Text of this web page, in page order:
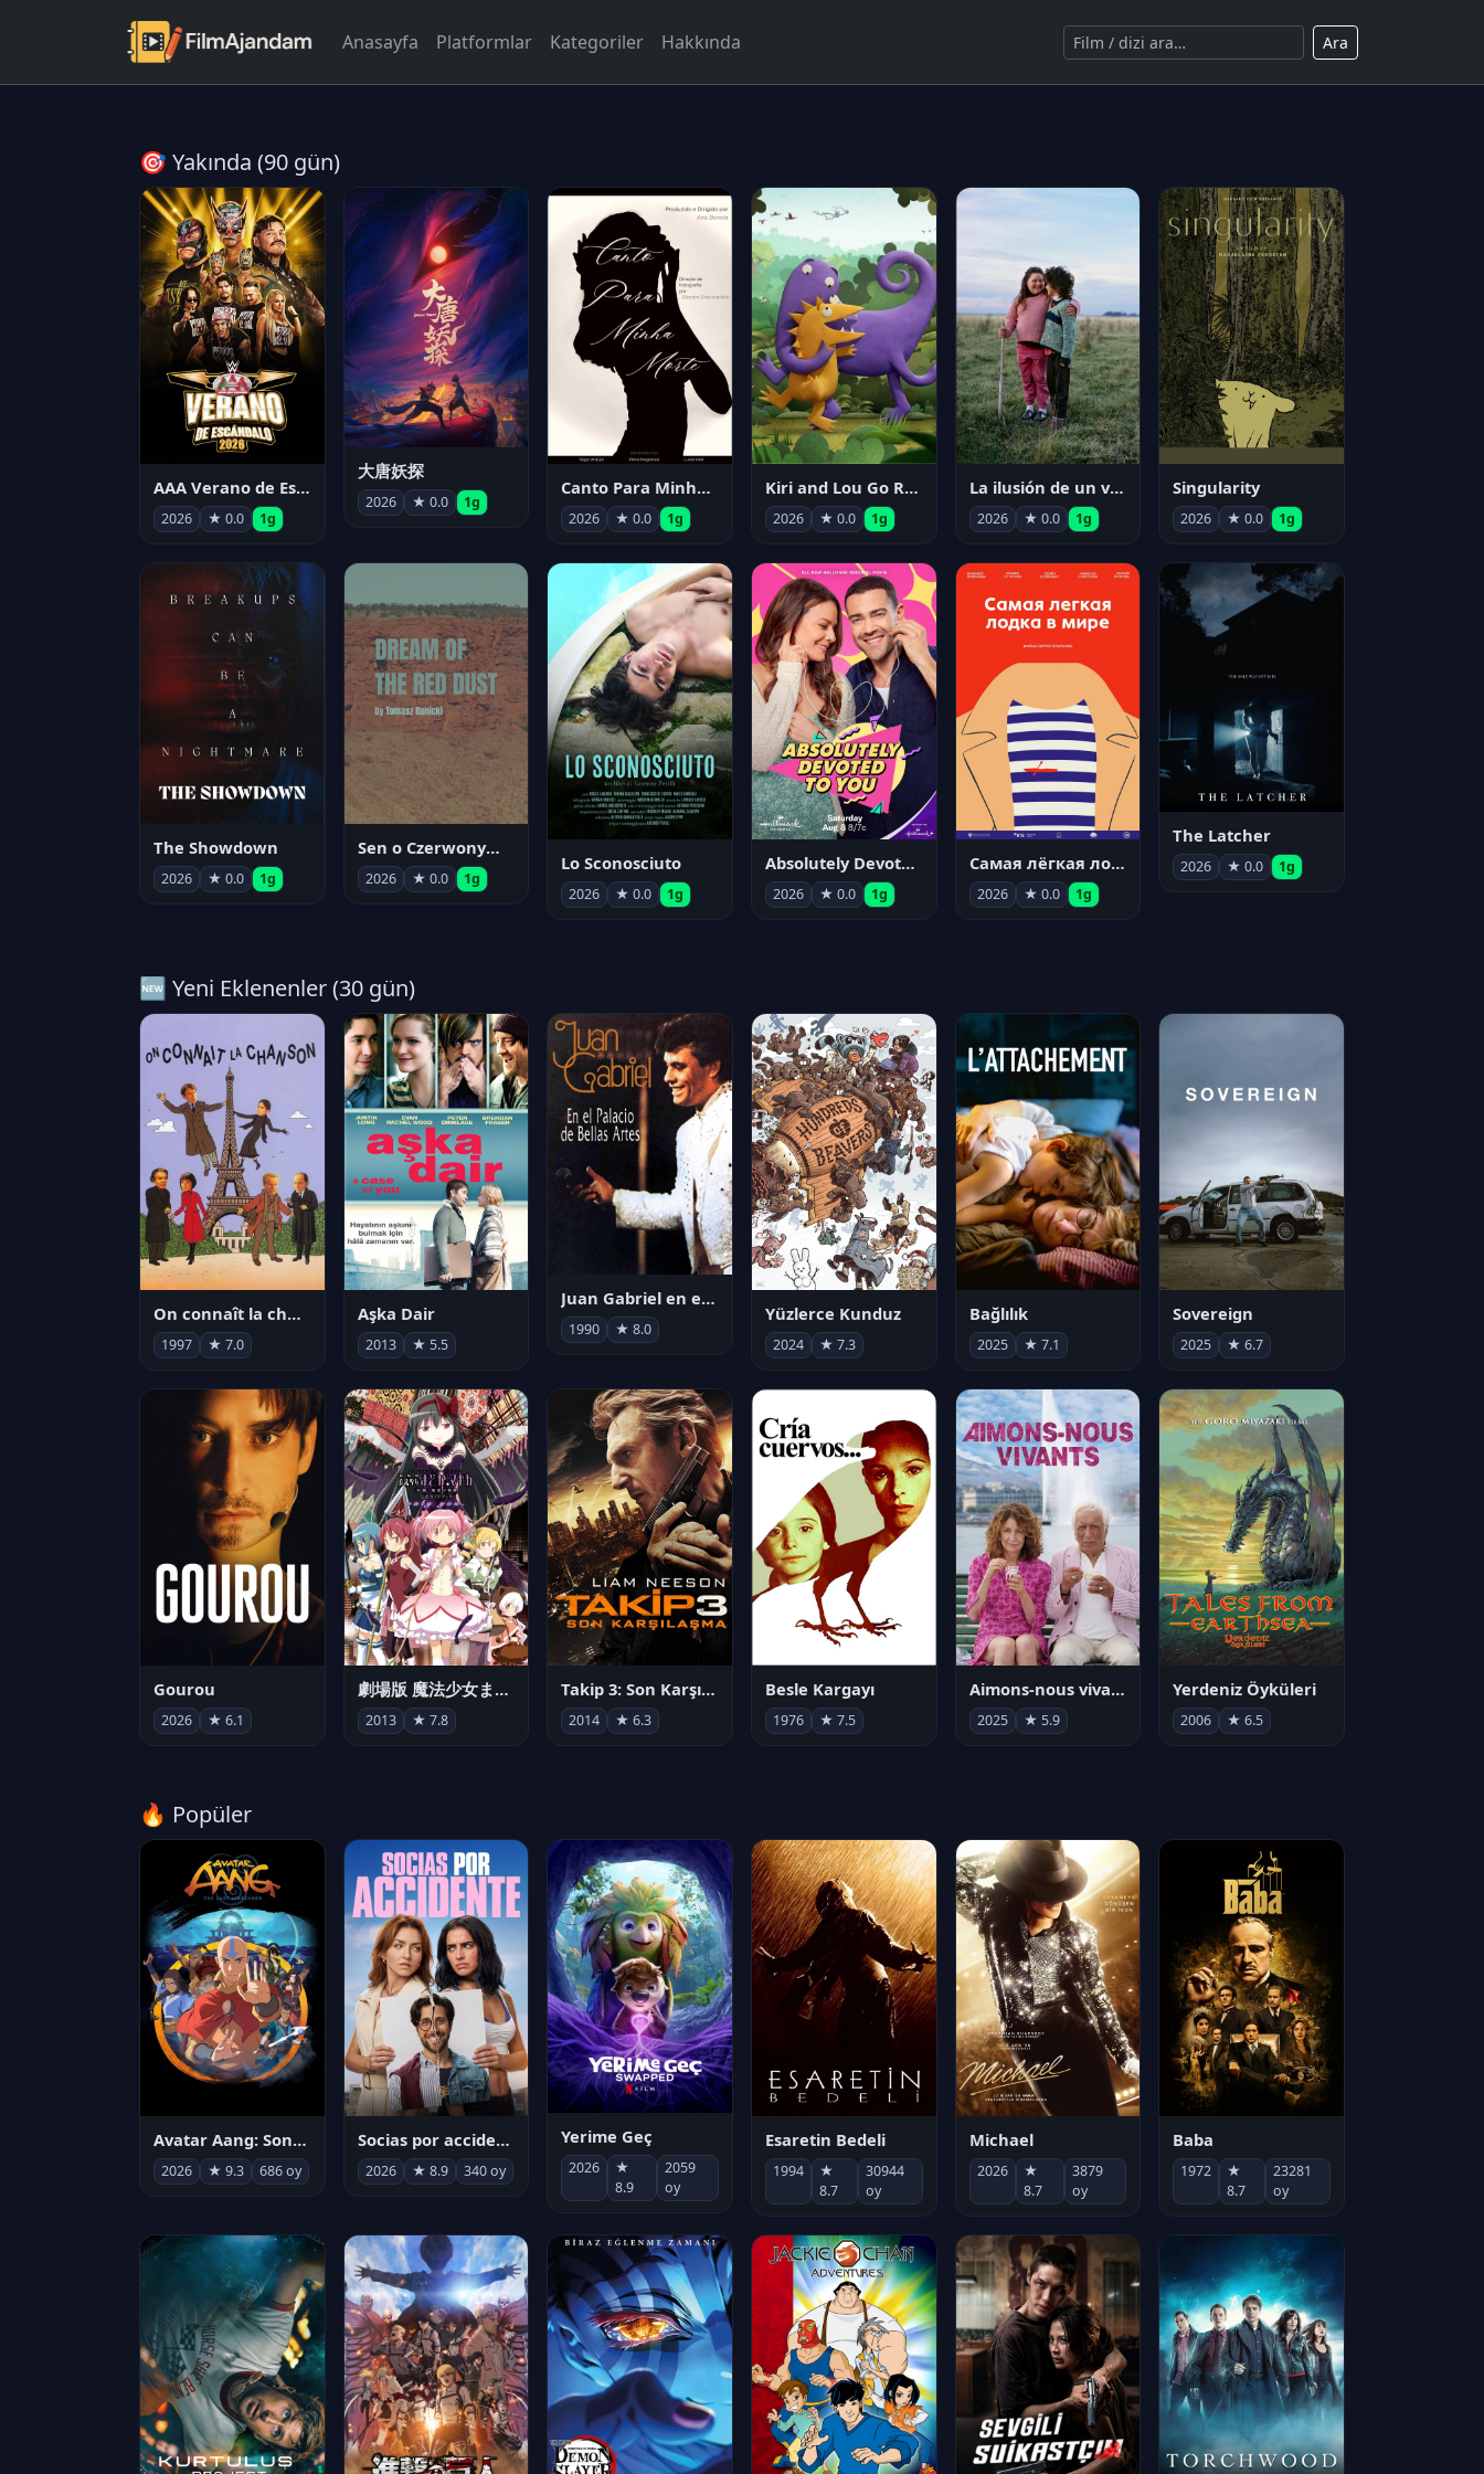
Anasayfa Platformlar Kategoriler Hakkında Ara
🎯 Yakında (90 gün)
AAA Verano de Escándalo 2026 - Week 3
2026 ★ 0.0 1g
大唐妖探
2026 ★ 0.0 1g
Canto Para Minha Morte
2026 ★ 0.0 1g
Kiri and Lou Go Raaa!
2026 ★ 0.0 1g
La ilusión de un verano sin fin
2026 ★ 0.0 1g
Singularity
2026 ★ 0.0 1g
The Showdown
2026 ★ 0.0 1g
Sen o Czerwonym Pyle
2026 ★ 0.0 1g
Lo Sconosciuto
2026 ★ 0.0 1g
Absolutely Devoted to You
2026 ★ 0.0 1g
Самая лёгкая лодка в мире
2026 ★ 0.0 1g
The Latcher
2026 ★ 0.0 1g
🆕 Yeni Eklenenler (30 gün)
On connaît la chanson
1997 ★ 7.0
Aşka Dair
2013 ★ 5.5
Juan Gabriel en el Palacio de Bellas Artes
1990 ★ 8.0
Yüzlerce Kunduz
2024 ★ 7.3
Bağlılık
2025 ★ 7.1
Sovereign
2025 ★ 6.7
Gourou
2026 ★ 6.1
劇場版 魔法少女まどか☆マギカ[新編]叛逆の物語
2013 ★ 7.8
Takip 3: Son Karşılaşma
2014 ★ 6.3
Besle Kargayı
1976 ★ 7.5
Aimons-nous vivants
2025 ★ 5.9
Yerdeniz Öyküleri
2006 ★ 6.5
🔥 Popüler
Avatar Aang: Son Havabükücü
2026 ★ 9.3 686 oy
Socias por accidente
2026 ★ 8.9 340 oy
Yerime Geç
2026
★
8.9
2059
oy
Esaretin Bedeli
1994
★
8.7
30944
oy
Michael
2026
★
8.7
3879
oy
Baba
1972
★
8.7
23281
oy